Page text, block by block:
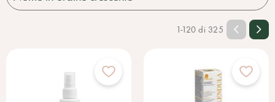
1-120 di 325